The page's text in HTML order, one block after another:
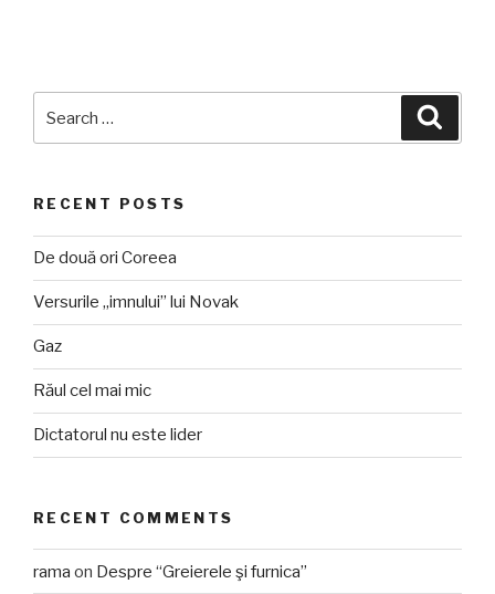
for:
RECENT POSTS
De două ori Coreea
Versurile „imnului” lui Novak
Gaz
Răul cel mai mic
Dictatorul nu este lider
RECENT COMMENTS
rama on Despre “Greierele şi furnica”